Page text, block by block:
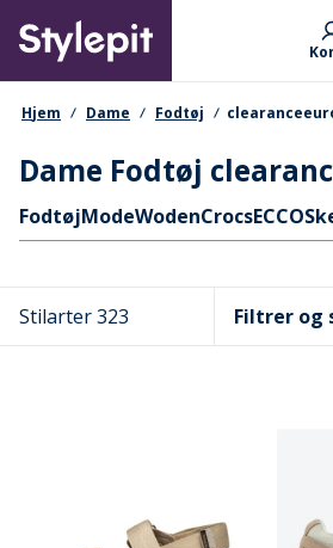
main
content
Primary departments
navigationssti
Hjem Dame Fodtøj
Dame Fodtøj
Hurtige links
FodtøjModeWodenCrocsECCO
Stilarter 323 Filtrer og